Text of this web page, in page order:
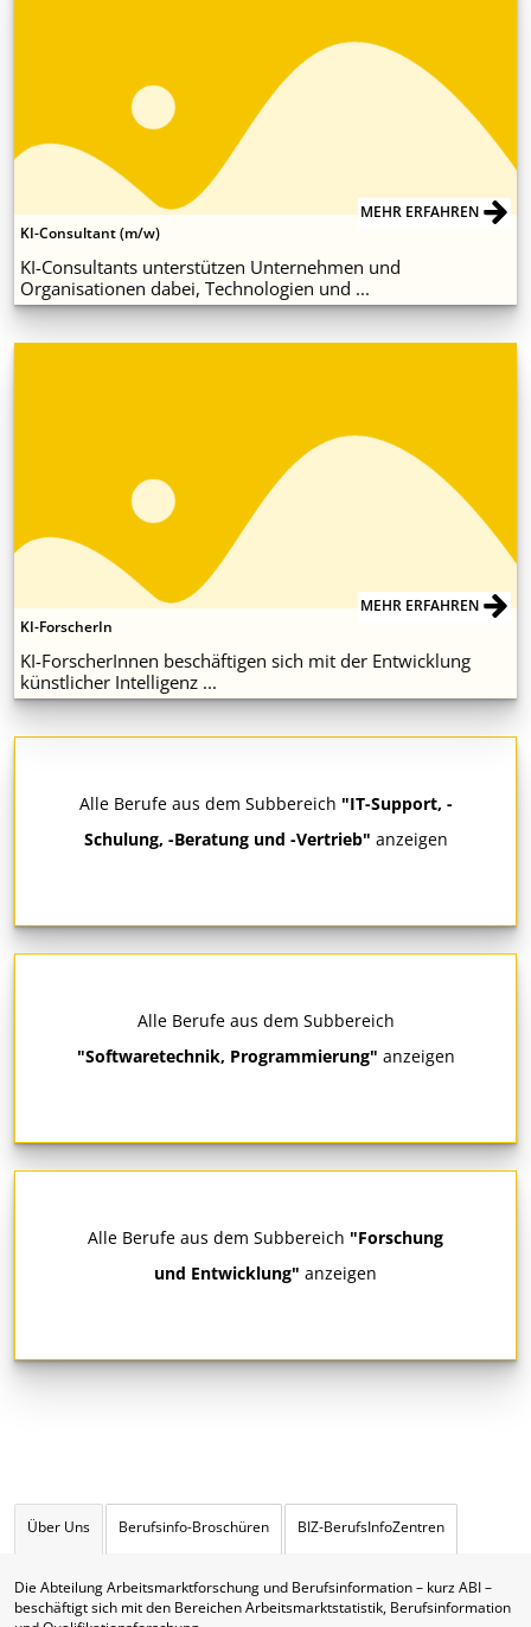
KI-Consultant (m/w)
KI-Consultants unterstützen Unternehmen und
Organisationen dabei, Technologien und ...
MEHR ERFAHREN
KI-ForscherIn
KI-ForscherInnen beschäftigen sich mit der Entwicklung
künstlicher Intelligenz ...
MEHR ERFAHREN
Alle Berufe aus dem Subbereich "IT-Support, -
Schulung, -Beratung und -Vertrieb" anzeigen
Alle Berufe aus dem Subbereich
"Softwaretechnik, Programmierung" anzeigen
Alle Berufe aus dem Subbereich "Forschung
und Entwicklung" anzeigen
Über Uns Berufsinfo-Broschüren BIZ-BerufsInfoZentren
Die Abteilung Arbeitsmarktforschung und Berufsinformation – kurz ABI –
beschäftigt sich mit den Bereichen Arbeitsmarktstatistik, Berufsinformation